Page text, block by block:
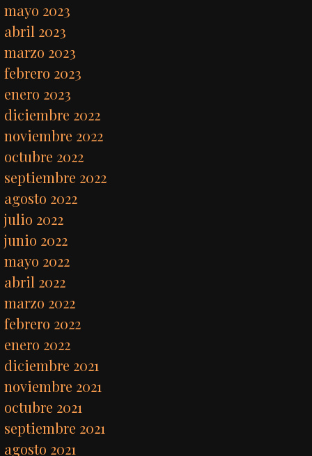
mayo 2023
abril 2023
marzo 2023
febrero 2023
enero 2023
diciembre 2022
noviembre 2022
octubre 2022
septiembre 2022
agosto 2022
julio 2022
junio 2022
mayo 2022
abril 2022
marzo 2022
febrero 2022
enero 2022
diciembre 2021
noviembre 2021
octubre 2021
septiembre 2021
agosto 2021